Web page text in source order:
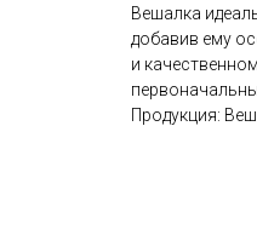
Вешалка
добавив ему
и
Продукция: